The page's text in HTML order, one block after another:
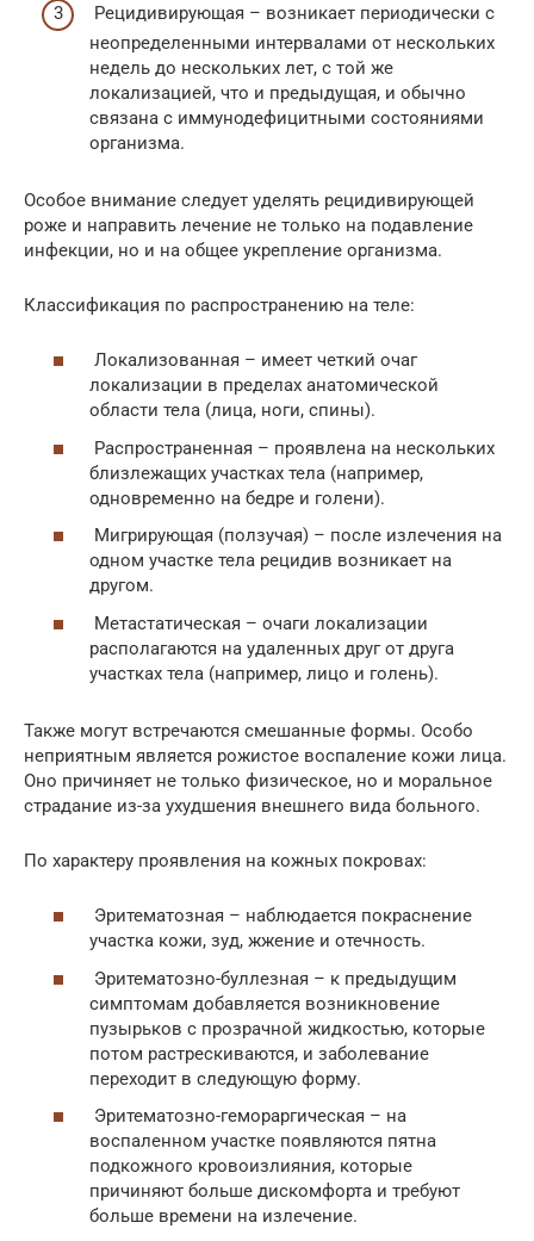
Рецидивирующая – возникает периодически с
неопределенными интервалами от нескольких
недель до нескольких лет, с той же
локализацией, что и предыдущая, и обычно
связана с иммунодефицитными состояниями
организма.
Особое внимание следует уделять рецидивирующей
роже и направить лечение не только на подавление
инфекции, но и на общее укрепление организма.
Классификация по распространению на теле:
Локализованная – имеет четкий очаг
локализации в пределах анатомической
области тела (лица, ноги, спины).
Распространенная – проявлена на нескольких
близлежащих участках тела (например,
одновременно на бедре и голени).
Мигрирующая (ползучая) – после излечения на
одном участке тела рецидив возникает на
другом.
Метастатическая – очаги локализации
располагаются на удаленных друг от друга
участках тела (например, лицо и голень).
Также могут встречаются смешанные формы. Особо
неприятным является рожистое воспаление кожи лица.
Оно причиняет не только физическое, но и моральное
страдание из-за ухудшения внешнего вида больного.
По характеру проявления на кожных покровах:
Эритематозная – наблюдается покраснение
участка кожи, зуд, жжение и отечность.
Эритематозно-буллезная – к предыдущим
симптомам добавляется возникновение
пузырьков с прозрачной жидкостью, которые
потом растрескиваются, и заболевание
переходит в следующую форму.
Эритематозно-гемораргическая – на
воспаленном участке появляются пятна
подкожного кровоизлияния, которые
причиняют больше дискомфорта и требуют
больше времени на излечение.